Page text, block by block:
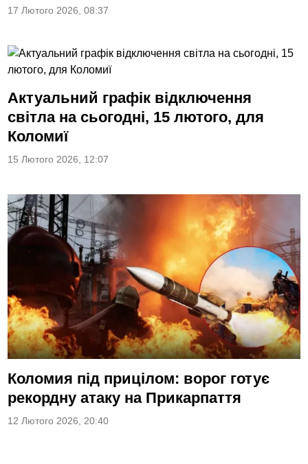
17 Лютого 2026, 08:37
Актуальний графік відключення
світла на сьогодні, 15 лютого, для
Коломиї
15 Лютого 2026, 12:07
Коломия під прицілом: ворог готує
рекордну атаку на Прикарпаття
12 Лютого 2026, 20:40